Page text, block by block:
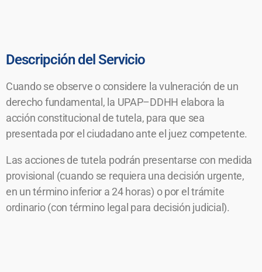
Descripción del Servicio
Cuando se observe o considere la vulneración de un
derecho fundamental, la UPAP–DDHH elabora la
acción constitucional de tutela, para que sea
presentada por el ciudadano ante el juez competente.
Las acciones de tutela podrán presentarse con medida
provisional (cuando se requiera una decisión urgente,
en un término inferior a 24 horas) o por el trámite
ordinario (con término legal para decisión judicial).